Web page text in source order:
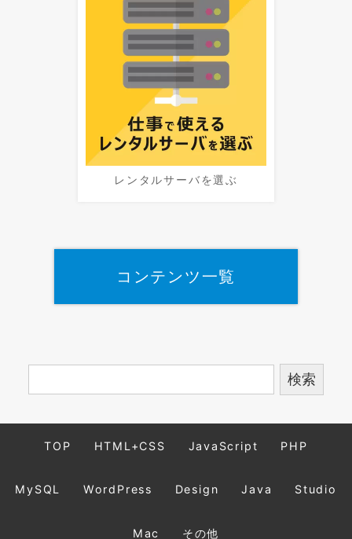
レンタルサーバを選ぶ
コンテンツ一覧
TOP HTML+CSS JavaScript PHP
MySQL WordPress Design Java Studio
Mac その他